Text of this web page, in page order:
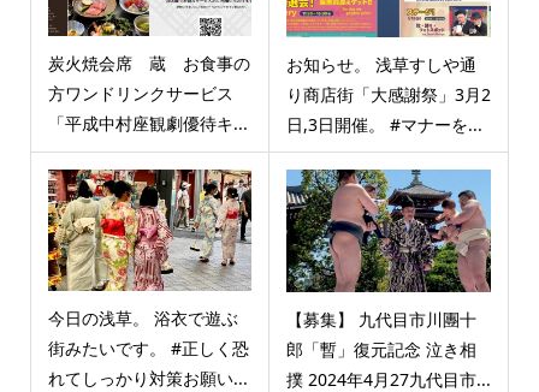
炭火焼会席 蔵 お食事の
方ワンドリンクサービス
「平成中村座観劇優待キ...
お知らせ。 浅草すしや通
り商店街「大感謝祭」3月2
日,3日開催。 #マナーを...
今日の浅草。 浴衣で遊ぶ
街みたいです。 #正しく恐
れてしっかり対策お願い...
【募集】 九代目市川團十
郎「暫」復元記念 泣き相
撲 2024年4月27九代目市...